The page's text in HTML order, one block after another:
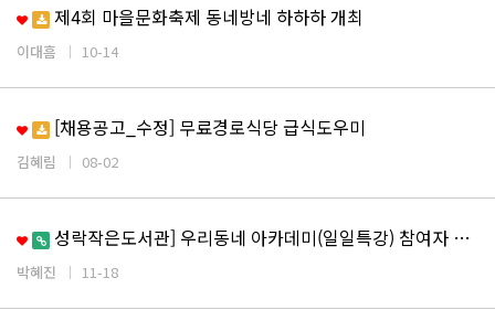
제4회 마을문화축제 동네방네 하하하 개최
이대흠 10-14
[채용공고_수정] 무료경로식당 급식도우미
김혜림 08-02
성락작은도서관] 우리동네 아카데미(일일특강) 참여자 모…
박혜진 11-18